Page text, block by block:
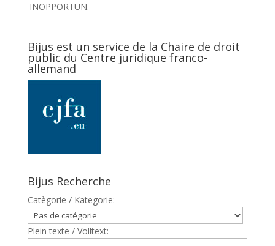
INOPPORTUN.
Bijus est un service de la Chaire de droit
public du Centre juridique franco-
allemand
Bijus Recherche
Catègorie / Kategorie:
Plein texte / Volltext: